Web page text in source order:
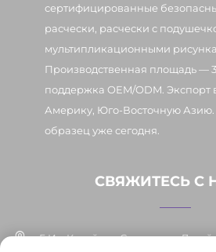
сертифицированные
расчески, расчески с
мультипликационными
Производственная площадь —
поддержка OEM/ODM. Экспорт
Америку, Юго-Восточную Азию.
образец уже сегодня.
СВЯЖИТЕСЬ С
Г. Иу, Китай, ул. Синьпан, д. 7,